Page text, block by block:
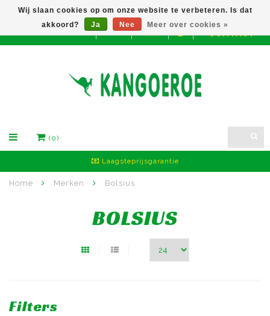
EUR CONTACT
(0)
Laagsteprijsgarantie
Home Merken Bolsius
BOLSIUS
Filters
Wij slaan cookies op om onze website te verbeteren. Is dat
akkoord?
Ja Nee Meer over cookies »